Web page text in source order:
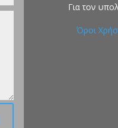
Για τον
Όροι